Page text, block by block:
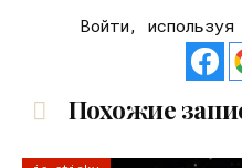
Войти, используя
Похожие